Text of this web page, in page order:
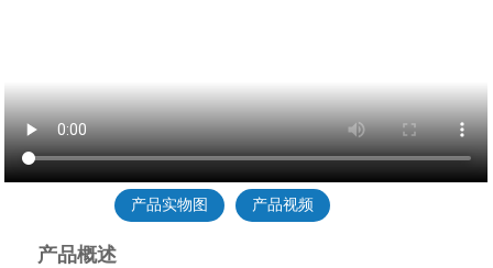
产品实物图 产品视频
产品概述